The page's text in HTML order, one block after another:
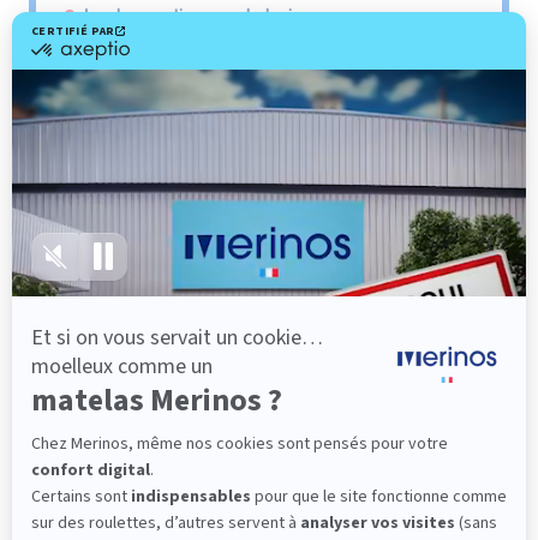
Le plus : soutien morphologique
Grâce à ses 3 zones de confort, le sommier
Pencil vous assure tout son soutien. Avec les
épaules, le dos et le bassin qui reposent sur ses
lattes, vous évitez les douleurs au petit matin.
Dès 501,00 €
Découvrir
Marque Française